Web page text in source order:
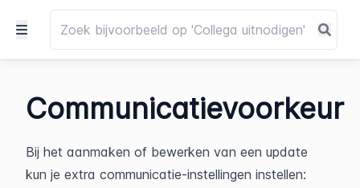
Communicatievoorkeur
Bij het aanmaken of bewerken van een update
kun je extra communicatie-instellingen instellen: